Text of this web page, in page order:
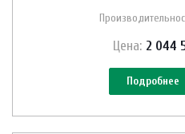
Цена: 2 044
Подробнее